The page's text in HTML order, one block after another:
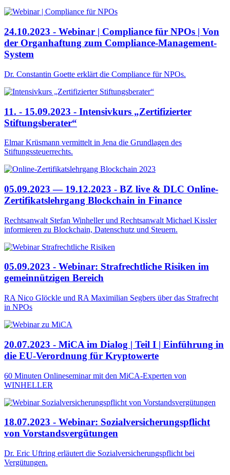
24.10.2023 - Webinar | Compliance für NPOs | Von
der Organhaftung zum Compliance-Management-
System
Dr. Constantin Goette erklärt die Compliance für NPOs.
11. - 15.09.2023 - Intensivkurs „Zertifizierter
Stiftungsberater“
Elmar Krüsmann vermittelt in Jena die Grundlagen des
Stiftungssteuerrechts.
05.09.2023 — 19.12.2023 - BZ live & DLC Online-
Zertifikatslehrgang Blockchain in Finance
Rechtsanwalt Stefan Winheller und Rechtsanwalt Michael Kissler
informieren zu Blockchain, Datenschutz und Steuern.
05.09.2023 - Webinar: Strafrechtliche Risiken im
gemeinnützigen Bereich
RA Nico Glöckle und RA Maximilian Segbers über das Strafrecht
in NPOs
20.07.2023 - MiCA im Dialog | Teil I | Einführung in
die EU-Verordnung für Kryptowerte
60 Minuten Onlineseminar mit den MiCA-Experten von
WINHELLER
18.07.2023 - Webinar: Sozialversicherungspflicht
von Vorstandsvergütungen
Dr. Eric Uftring erläutert die Sozialversicherungspflicht bei
Vergütungen.